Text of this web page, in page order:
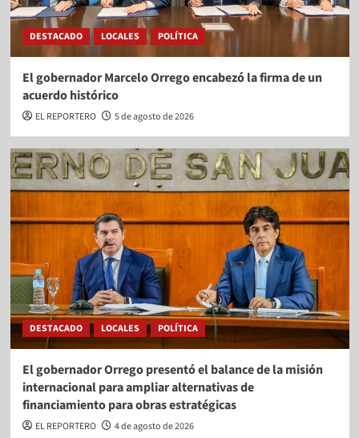
DESTACADO LOCALES POLÍTICA
El gobernador Marcelo Orrego encabezó la firma de un
acuerdo histórico
EL REPORTERO 5 de agosto de 2026
DESTACADO LOCALES POLÍTICA
El gobernador Orrego presentó el balance de la misión
internacional para ampliar alternativas de
financiamiento para obras estratégicas
EL REPORTERO 4 de agosto de 2026